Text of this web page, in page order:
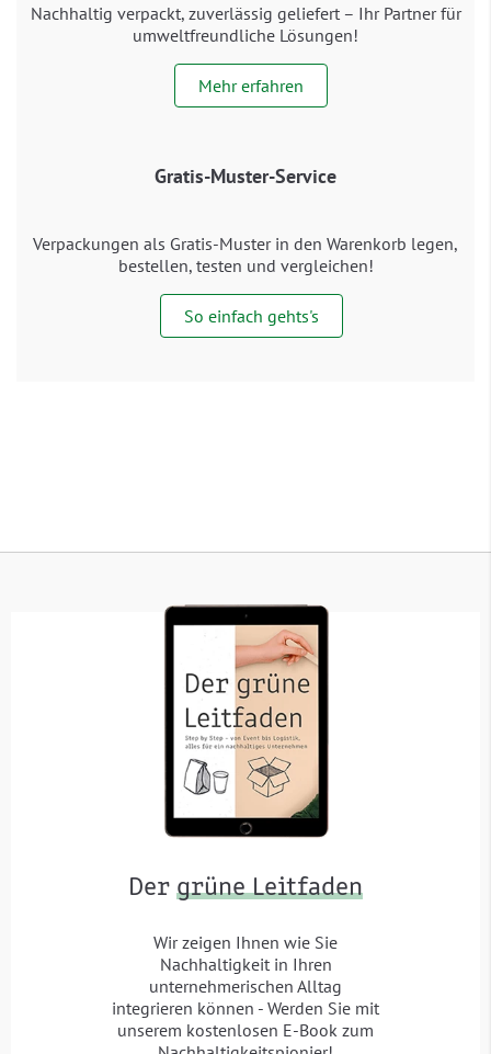
Nachhaltig verpackt, zuverlässig geliefert – Ihr Partner für
umweltfreundliche Lösungen!
Mehr erfahren
Gratis-Muster-Service
Verpackungen als Gratis-Muster in den Warenkorb legen,
bestellen, testen und vergleichen!
So einfach gehts's
Der grüne Leitfaden
Wir zeigen Ihnen wie Sie
Nachhaltigkeit in Ihren
unternehmerischen Alltag
integrieren können - Werden Sie mit
unserem kostenlosen E-Book zum